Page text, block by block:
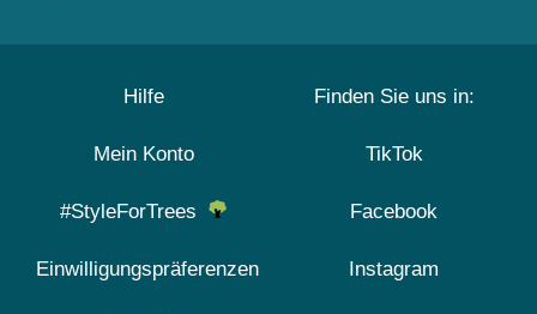
Hilfe
Mein Konto
#StyleForTrees
Einwilligungspräferenzen
Finden Sie uns in:
TikTok
Facebook
Instagram